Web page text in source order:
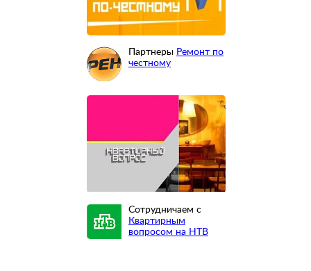
Партнеры Ремонт по
честному
Сотрудничаем с
Квартирным
вопросом на НТВ